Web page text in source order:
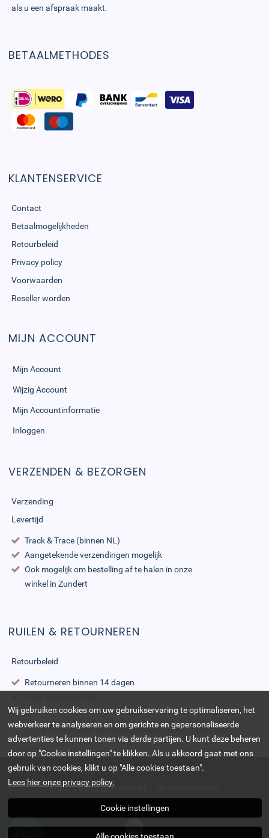
als u een afspraak maakt.
BETAALMETHODES
KLANTENSERVICE
Contact
Betaalmogelijkheden
Retourbeleid
Privacy policy
Voorwaarden
Reseller worden
MIJN ACCOUNT
Mijn Account
Wijzig Account
Mijn Accountinformatie
Inloggen
VERZENDEN & BEZORGEN
Verzending
Levertijd
Track & Trace (binnen NL)
Aangetekende verzendingen mogelijk
Ook mogelijk om bestelling af te halen in onze
winkel in Zundert
RUILEN & RETOURNEREN
Retourbeleid
Retourneren binnen 14 dagen
BTW nummer: NL868823685B01 | KvK: 99143550
© 2026BlitZz graveerwerk
Wij gebruiken cookies om uw gebruikservaring te optimaliseren, het
webverkeer te analyseren en om gerichte en gepersonaliseerde
advertenties te kunnen tonen via derde partijen. U kunt deze beheren
door op "Cookie instellingen" te klikken. Als u akkoord gaat met ons
gebruik van cookies, klikt u op "Alle cookies toestaan".
Lees hier onze privacy policy.
Cookie instellingen